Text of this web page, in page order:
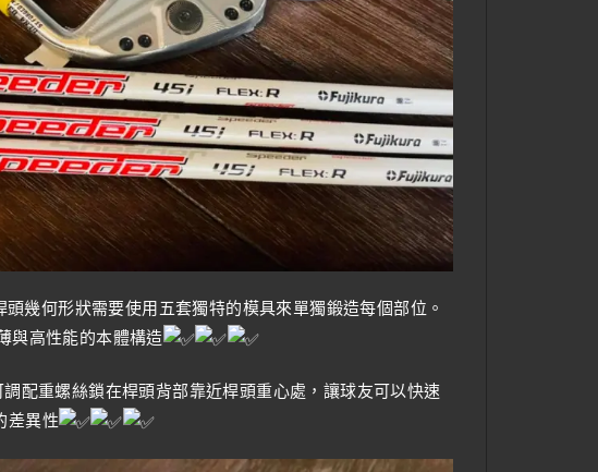
幾何形狀需要使用五套獨特的模具來單獨鍛造每個部位。
與高性能的本體構造
配重螺絲鎖在桿頭背部靠近桿頭重心處，讓球友可以快速
差異性